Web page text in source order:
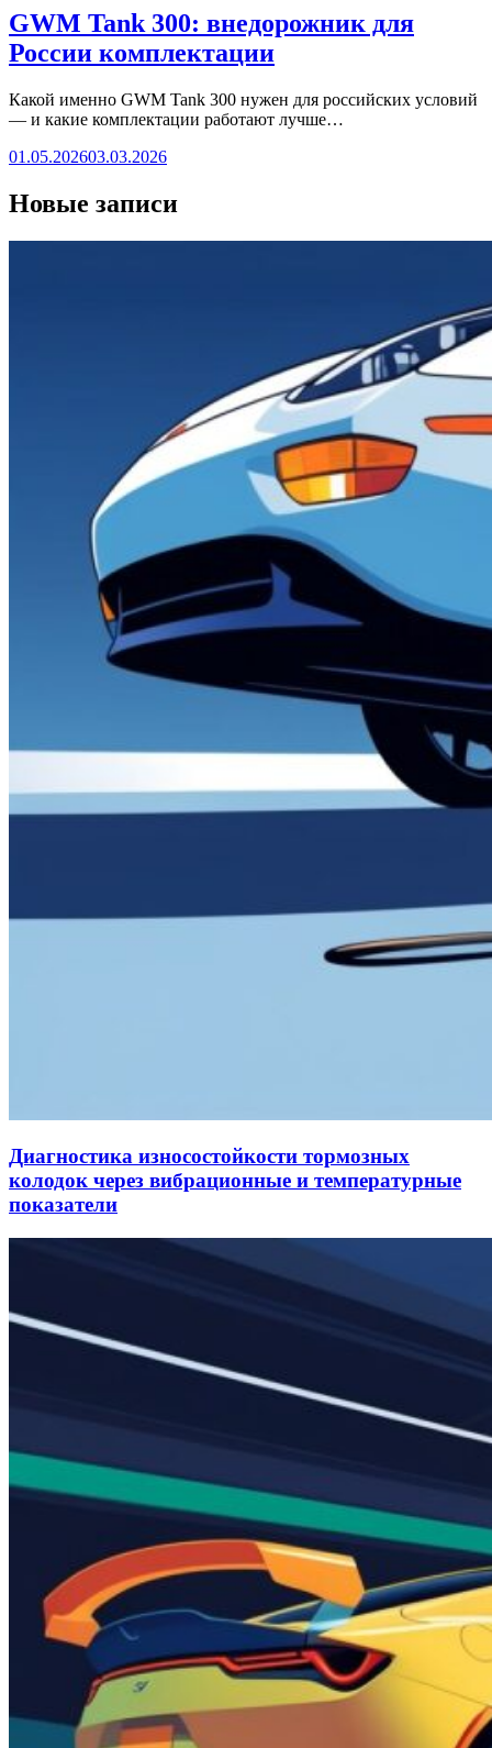
GWM Tank 300: внедорожник для
России комплектации
Какой именно GWM Tank 300 нужен для российских условий
— и какие комплектации работают лучше…
01.05.202603.03.2026
Новые записи
Диагностика износостойкости тормозных
колодок через вибрационные и температурные
показатели